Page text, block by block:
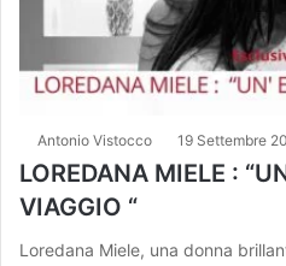
Antonio Vistocco 19 Settembre
LOREDANA MIELE :
VIAGGIO “
Loredana Miele, una donna